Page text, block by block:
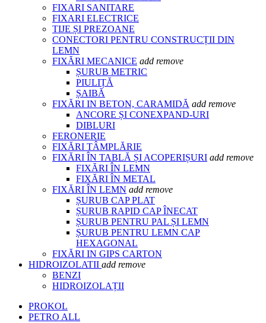
FIXARI SANITARE
FIXARI ELECTRICE
TIJE ȘI PREZOANE
CONECTORI PENTRU CONSTRUCȚII DIN
LEMN
FIXĂRI MECANICE add remove
ȘURUB METRIC
PIULIȚĂ
ȘAIBĂ
FIXĂRI IN BETON, CARAMIDĂ add remove
ANCORE ȘI CONEXPAND-URI
DIBLURI
FERONERIE
FIXĂRI TÂMPLĂRIE
FIXĂRI ÎN TABLĂ ȘI ACOPERIȘURI add remove
FIXĂRI ÎN LEMN
FIXĂRI ÎN METAL
FIXĂRI ÎN LEMN add remove
ȘURUB CAP PLAT
ȘURUB RAPID CAP ÎNECAT
ȘURUB PENTRU PAL ȘI LEMN
ȘURUB PENTRU LEMN CAP
HEXAGONAL
FIXĂRI IN GIPS CARTON
HIDROIZOLATII add remove
BENZI
HIDROIZOLAȚII
PROKOL
PETRO ALL